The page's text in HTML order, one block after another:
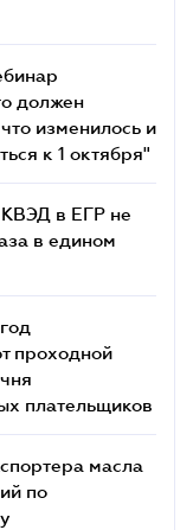
должен
изменилось и
к 1 октября"
в ЕГР не
в едином
проходной
плательщиков
масла
по